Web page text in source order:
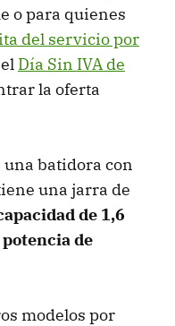
o para quienes
del servicio por
Día Sin IVA de
la oferta
una batidora con
una jarra de
de 1,6
de
modelos por